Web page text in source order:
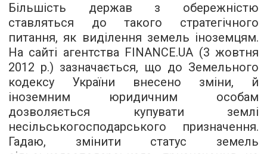
Більшість держав з обережністю
ставляться до такого стратегічного
питання, як виділення земель іноземцям.
На сайті агентства FINANCE.UA (3 жовтня
2012 р.) зазначається, що до Земельного
кодексу України внесено зміни, й
іноземним юридичним особам
дозволяється купувати землі
несільськогосподарського призначення.
Гадаю, змінити статус земель